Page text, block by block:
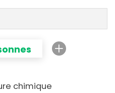
chimique